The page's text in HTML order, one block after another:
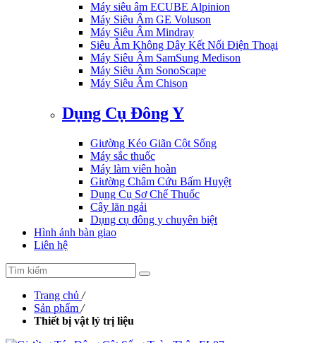
Máy siêu âm ECUBE Alpinion
Máy Siêu Âm GE Voluson
Máy Siêu Âm Mindray
Siêu Âm Không Dây Kết Nối Điện Thoại
Máy Siêu Âm SamSung Medison
Máy Siêu Âm SonoScape
Máy Siêu Âm Chison
Dụng Cụ Đông Y
Giường Kéo Giãn Cột Sống
Máy sắc thuốc
Máy làm viên hoàn
Giường Châm Cứu Bấm Huyệt
Dụng Cụ Sơ Chế Thuốc
Cây lăn ngải
Dụng cụ đông y chuyên biệt
Hình ảnh bàn giao
Liên hệ
Trang chủ /
Sản phẩm /
Thiết bị vật lý trị liệu